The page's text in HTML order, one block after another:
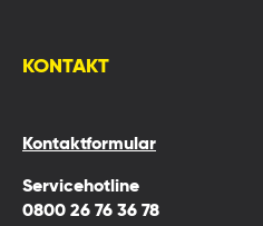
KONTAKT
Kontaktformular
Servicehotline
0800 26 76 36 78